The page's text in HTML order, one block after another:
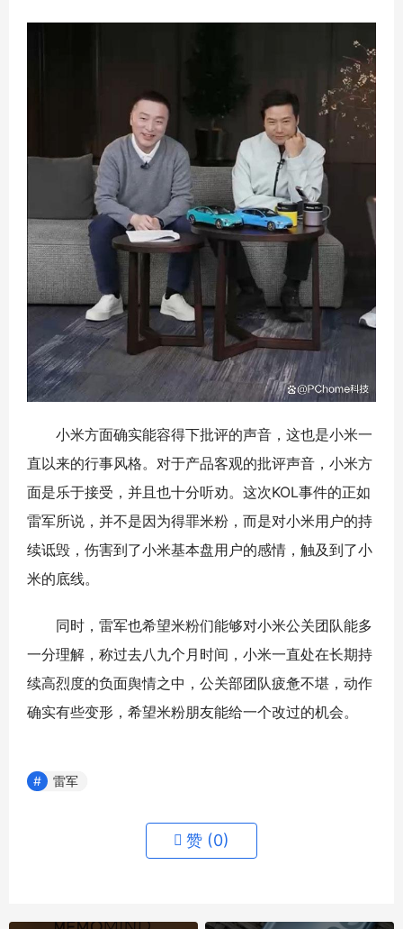
小米方面确实能容得下批评的声音，这也是小米一
直以来的行事风格。对于产品客观的批评声音，小米方
面是乐于接受，并且也十分听劝。这次KOL事件的正如
雷军所说，并不是因为得罪米粉，而是对小米用户的持
续诋毁，伤害到了小米基本盘用户的感情，触及到了小
米的底线。
同时，雷军也希望米粉们能够对小米公关团队能多
一分理解，称过去八九个月时间，小米一直处在长期持
续高烈度的负面舆情之中，公关部团队疲惫不堪，动作
确实有些变形，希望米粉朋友能给一个改过的机会。
雷军
赞 (0)